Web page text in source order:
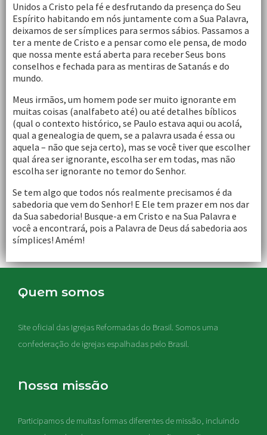
Unidos a Cristo pela fé e desfrutando da presença do Seu
Espírito habitando em nós juntamente com a Sua Palavra,
deixamos de ser símplices para sermos sábios. Passamos a
ter a mente de Cristo e a pensar como ele pensa, de modo
que nossa mente está aberta para receber Seus bons
conselhos e fechada para as mentiras de Satanás e do
mundo.
Meus irmãos, um homem pode ser muito ignorante em
muitas coisas (analfabeto até) ou até detalhes bíblicos
(qual o contexto histórico, se Paulo estava aqui ou acolá,
qual a genealogia de quem, se a palavra usada é essa ou
aquela – não que seja certo), mas se você tiver que escolher
qual área ser ignorante, escolha ser em todas, mas não
escolha ser ignorante no temor do Senhor.
Se tem algo que todos nós realmente precisamos é da
sabedoria que vem do Senhor! E Ele tem prazer em nos dar
da Sua sabedoria! Busque-a em Cristo e na Sua Palavra e
você a encontrará, pois a Palavra de Deus dá sabedoria aos
símplices! Amém!
Quem somos
Site oficial das Igrejas Reformadas do Brasil. Somos uma
confederação de igrejas espalhadas pelo Brasil.
Nossa missão
Participamos de muitas formas diferentes de missão, incluindo